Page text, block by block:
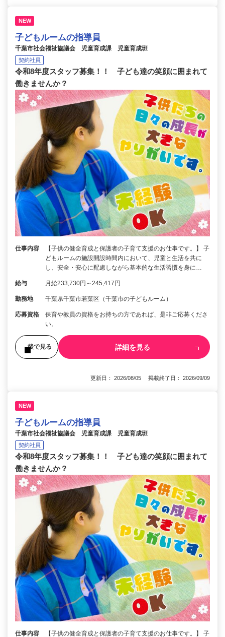
NEW
子どもルームの指導員
千葉市社会福祉協議会 児童育成課 児童育成班
契約社員
令和8年度スタッフ募集！！ 子ども達の笑顔に囲まれて
働きませんか？
仕事内容
【子供の健全育成と保護者の子育て支援のお仕事です。】 子
どもルームの施設開設時間内において、児童と生活を共に
し、安全・安心に配慮しながら基本的な生活習慣を身に…
給与 月給233,730円～245,417円
勤務地 千葉県千葉市若葉区（千葉市の子どもルーム）
応募資格
保育や教員の資格をお持ちの方であれば、是非ご応募くださ
い。
後で見る 詳細を見る
更新日： 2026/08/05 掲載終了日： 2026/09/09
NEW
子どもルームの指導員
千葉市社会福祉協議会 児童育成課 児童育成班
契約社員
令和8年度スタッフ募集！！ 子ども達の笑顔に囲まれて
働きませんか？
仕事内容
【子供の健全育成と保護者の子育て支援のお仕事です。】 子